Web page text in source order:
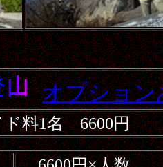
オプション
ド料1名 6600円